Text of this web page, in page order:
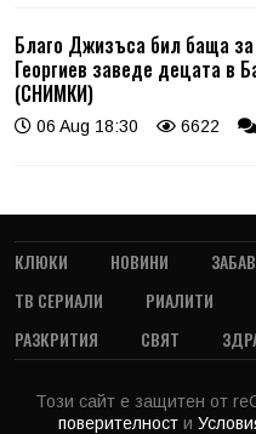
Благо Джизъса бил баща
Георгиев заведе децата в
(СНИМКИ)
06 Aug 18:30 6622
КЛЮКИ НОВИНИ
ТВ СЕРИАЛИ
РИАЛИТИ
РАЗКРИТИЯ
СВЯТ
Този сайт е защитен от
поверителност и